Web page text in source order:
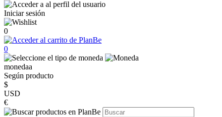
Iniciar sesión
0
0
monedaa
Según producto
$
USD
€